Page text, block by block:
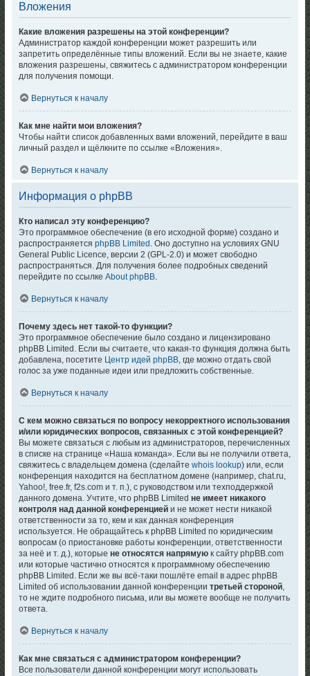
Вложения
Какие вложения разрешены на этой конференции?
Администратор каждой конференции может разрешить или
запретить определённые типы вложений. Если вы не знаете, какие
вложения разрешены, свяжитесь с администратором конференции
для получения помощи.
Вернуться к началу
Как мне найти мои вложения?
Чтобы найти список добавленных вами вложений, перейдите в ваш
личный раздел и щёлкните по ссылке «Вложения».
Вернуться к началу
Информация о phpBB
Кто написал эту конференцию?
Это программное обеспечение (в его исходной форме) создано и
распространяетсяphpBB Limited . Оно доступно на условиях GNU
General Public Licence, версии 2 (GPL-2.0) и может свободно
распространяться. Для получения более подробных сведений
перейдите по ссылкеAbout phpBB.
Вернуться к началу
Почему здесь нет такой-то функции?
Это программное обеспечение было создано и лицензировано
phpBB Limited. Если вы считаете, что какая-то функция должна быть
добавлена, посетите Центр идей phpBB, где можно отдать свой
голос за уже поданные идеи или предложить собственные.
Вернуться к началу
С кем можно связаться по вопросу некорректного использования
и/или юридических вопросов, связанных с этой конференцией?
Вы можете связаться с любым из администраторов, перечисленных
в списке на странице «Наша команда». Если вы не получили ответа,
свяжитесь с владельцем домена (сделайтеwhois lookup) или, если
конференция находится на бесплатном домене (например, chat.ru,
Yahoo!, free.fr, f2s.com и т. п.), с руководством или техподдержкой
данного домена. Учтите, что phpBB Limitedне имеет никакого
контроля над данной конференцией и не может нести никакой
ответственности за то, кем и как данная конференция
используется. Не обращайтесь к phpBB Limited по юридическим
вопросам (о приостановке работы конференции, ответственности
за неё и т. д.), которыене относятся напрямую к сайту phpBB.com
или которые частично относятся к программному обеспечению
phpBB Limited. Если же вы всё-таки пошлёте email в адрес phpBB
Limited об использовании данной конференциитретьей стороной,
то не ждите подробного письма, или вы можете вообще не получить
ответа.
Вернуться к началу
Как мне связаться с администратором конференции?
Все пользователи данной конференции могут использовать